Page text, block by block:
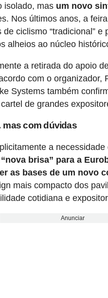
isolado, mas um novo
Nos últimos anos, a
ciclismo “tradicional”
alheios ao núcleo
a retirada do apoio
com o organizador,
Systems também
de grandes
com dúvidas
a
brisa” para a
as bases de um novo
mais compacto dos
cotidiana e
Anunciar